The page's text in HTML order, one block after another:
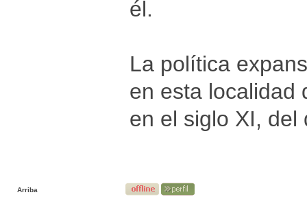
él.
La política
en esta localidad
en el siglo XI, del
Arriba